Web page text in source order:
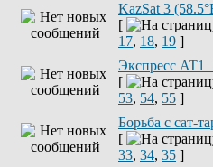
KazSat 3
[
17, 18, 19 ]
Экспресс
[
53, 54, 55 ]
Борьба с сат-
[
33, 34, 35 ]